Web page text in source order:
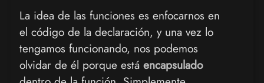
La idea de las funciones es enfocarnos en
el código de la declaración, y una vez lo
tengamos funcionando, nos podemos
olvidar de él porque está encapsulado